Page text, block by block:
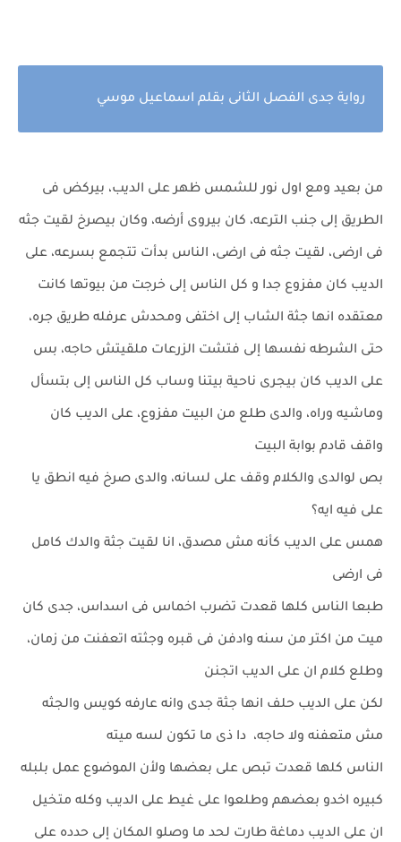
رواية جدى الفصل الثانى بقلم اسماعيل موسي
من بعيد ومع اول نور للشمس ظهر على الديب، بيركض فى
الطريق إلى جنب الترعه، كان بيروى أرضه، وكان بيصرخ لقيت جثه
فى ارضى، لقيت جثه فى ارضى، الناس بدأت تتجمع بسرعه، على
الديب كان مفزوع جدا و كل الناس إلى خرجت من بيوتها كانت
معتقده انها جثة الشاب إلى اختفى ومحدش عرفله طريق جره،
حتى الشرطه نفسها إلى فتشت الزرعات ملقيتش حاجه، بس
على الديب كان بيجرى ناحية بيتنا وساب كل الناس إلى بتسأل
وماشيه وراه، والدى طلع من البيت مفزوع، على الديب كان
واقف قادم بوابة البيت
بص لوالدى والكلام وقف على لسانه، والدى صرخ فيه انطق يا
على فيه ايه؟
همس على الديب كأنه مش مصدق، انا لقيت جثة والدك كامل
فى ارضى
طبعا الناس كلها قعدت تضرب اخماس فى اسداس، جدى كان
ميت من اكتر من سنه وادفن فى قبره وجثته اتعفنت من زمان،
وطلع كلام ان على الديب اتجنن
لكن على الديب حلف انها جثة جدى وانه عارفه كويس والجثه
مش متعفنه ولا حاجه، دا ذى ما تكون لسه ميته
الناس كلها قعدت تبص على بعضها ولأن الموضوع عمل بلبله
كبيره اخدو بعضهم وطلعوا على غيط على الديب وكله متخيل
ان على الديب دماغة طارت لحد ما وصلو المكان إلى حدده على